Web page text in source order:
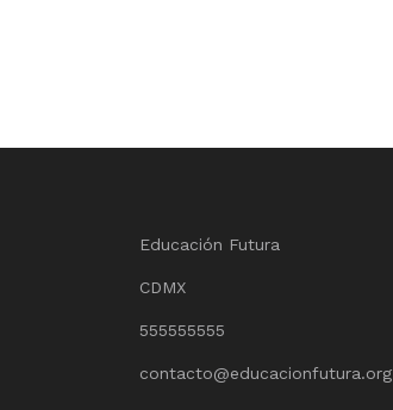
Educación Futura
CDMX
555555555
contacto@educacionfutura.org